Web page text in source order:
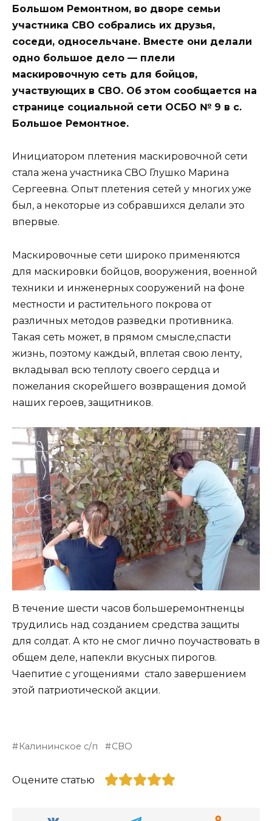
Большом Ремонтном, во дворе семьи
участника СВО собрались их друзья,
соседи, односельчане. Вместе они делали
одно большое дело — плели
маскировочную сеть для бойцов,
участвующих в СВО. Об этом сообщается на
странице социальной сети ОСБО № 9 в с.
Большое Ремонтное.
Инициатором плетения маскировочной сети
стала жена участника СВО Глушко Марина
Сергеевна. Опыт плетения сетей у многих уже
был, а некоторые из собравшихся делали это
впервые.
Маскировочные сети широко применяются
для маскировки бойцов, вооружения, военной
техники и инженерных сооружений на фоне
местности и растительного покрова от
различных методов разведки противника.
Такая сеть может, в прямом смысле,спасти
жизнь, поэтому каждый, вплетая свою ленту,
вкладывал всю теплоту своего сердца и
пожелания скорейшего возвращения домой
наших героев, защитников.
В течение шести часов большеремонтненцы
трудились над созданием средства защиты
для солдат. А кто не смог лично поучаствовать в
общем деле, напекли вкусных пирогов.
Чаепитие с угощениями стало завершением
этой патриотической акции.
Калининское с/п СВО
Оцените статью